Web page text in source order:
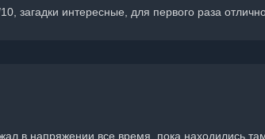
загадки интересные, для первого раза
в напряжении все время, пока находились